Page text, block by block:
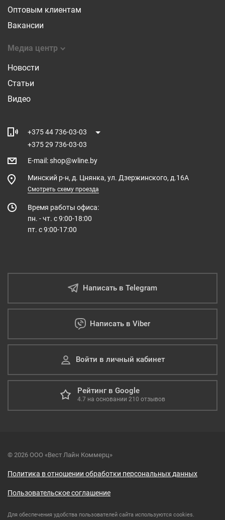
Оптовым клиентам
Вакансии
Медиа центр
Новости
Статьи
Видео
+375 44 736-03-03
+375 29 736-03-03
E-mail :shop@wline.by
Минский р-н, д. Цнянка, ул. Дзержинского, д.16А
Смотреть схему проезда
Время работы офиса:
пн. - чт. с 9:00-18:00
пт. с 9:00-17:00
Написать в Telegram
Написать в Viber
Войти в личный кабинет
Рейтинг в Google
4.7 на основании 210 отзывов
© 2026 ООО «Вест Лайн Коммерц»
Политика в отношении обработки персональных данных
Пользовательское соглашение
Для обеспечения удобства пользователей сайта используются cookies.